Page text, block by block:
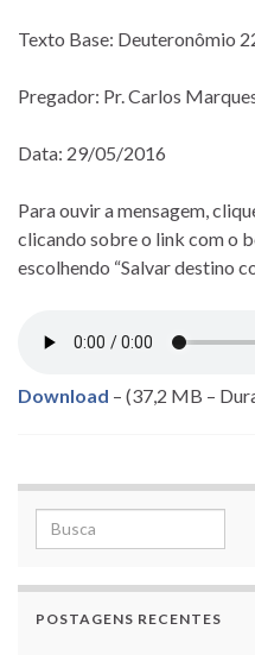
Texto Base: Deuteronômio
Pregador: Pr. Carlos
Data: 29/05/2016
Para ouvir a mensagem,
clicando sobre o link com o
escolhendo “Salvar destino
Download – (37,2 MB –
Search for:
POSTAGENS RECENTES